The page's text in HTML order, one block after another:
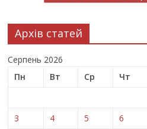
Архів статей
Серпень 2026
Пн
Вт Ср Чт
3
4 5 6